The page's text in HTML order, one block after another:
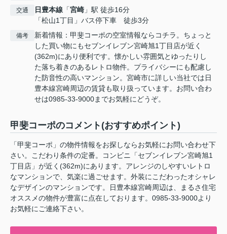
交通 日豊本線 「宮崎 」駅 徒歩16分
「松山1丁目」バス停下車 徒歩3分
備考
新着情報：甲斐コーポの空室情報ならコチラ。ちょっと
した買い物にもセブンイレブン宮崎旭1丁目店が近く
(362m)にあり便利です。懐かしい雰囲気とゆったりし
た落ち着きのあるレトロ物件。プライバシーにも配慮し
た防音性の高いマンション。宮崎市に詳しい当社では日
豊本線宮崎周辺の賃貸も取り扱っています。お問い合わ
せは0985-33-9000までお気軽にどうぞ。
甲斐コーポのコメント(おすすめポイント)
「甲斐コーポ」の物件情報をお探しならお気軽にお問い合わせ下
さい。こだわり条件の定番。コンビニ「セブンイレブン宮崎旭1
丁目店」が近く(362m)にあります。アレンジのしやすいレトロ
なマンションで、気楽に過ごせます。外装にこだわったオシャレ
なデザインのマンションです。日豊本線宮崎周辺は、まるさ住宅
オススメの物件が豊富に点在しております。0985-33-9000より
お気軽にご連絡下さい。